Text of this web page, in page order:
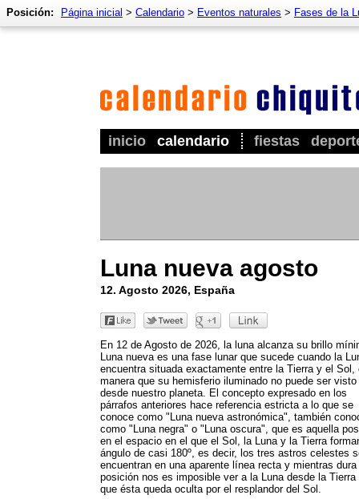
inicio calendario fiestas
Posición: Página inicial > Calendario > Eventos naturales > Fases de la
Luna nueva agosto
12. Agosto 2026, España
En 12 de Agosto de 2026, la luna alcanza su brillo
Luna nueva es una fase lunar que sucede cuando la
encuentra situada exactamente entre la Tierra y el Sol,
manera que su hemisferio iluminado no puede ser visto
desde nuestro planeta. El concepto expresado en los
párrafos anteriores hace referencia estricta a lo que se
conoce como "Luna nueva astronómica", también
como "Luna negra" o "Luna oscura", que es aquella
en el espacio en el que el Sol, la Luna y la Tierra
ángulo de casi 180º, es decir, los tres astros celestes
encuentran en una aparente línea recta y mientras
posición nos es imposible ver a la Luna desde la Tierra
que ésta queda oculta por el resplandor del Sol.